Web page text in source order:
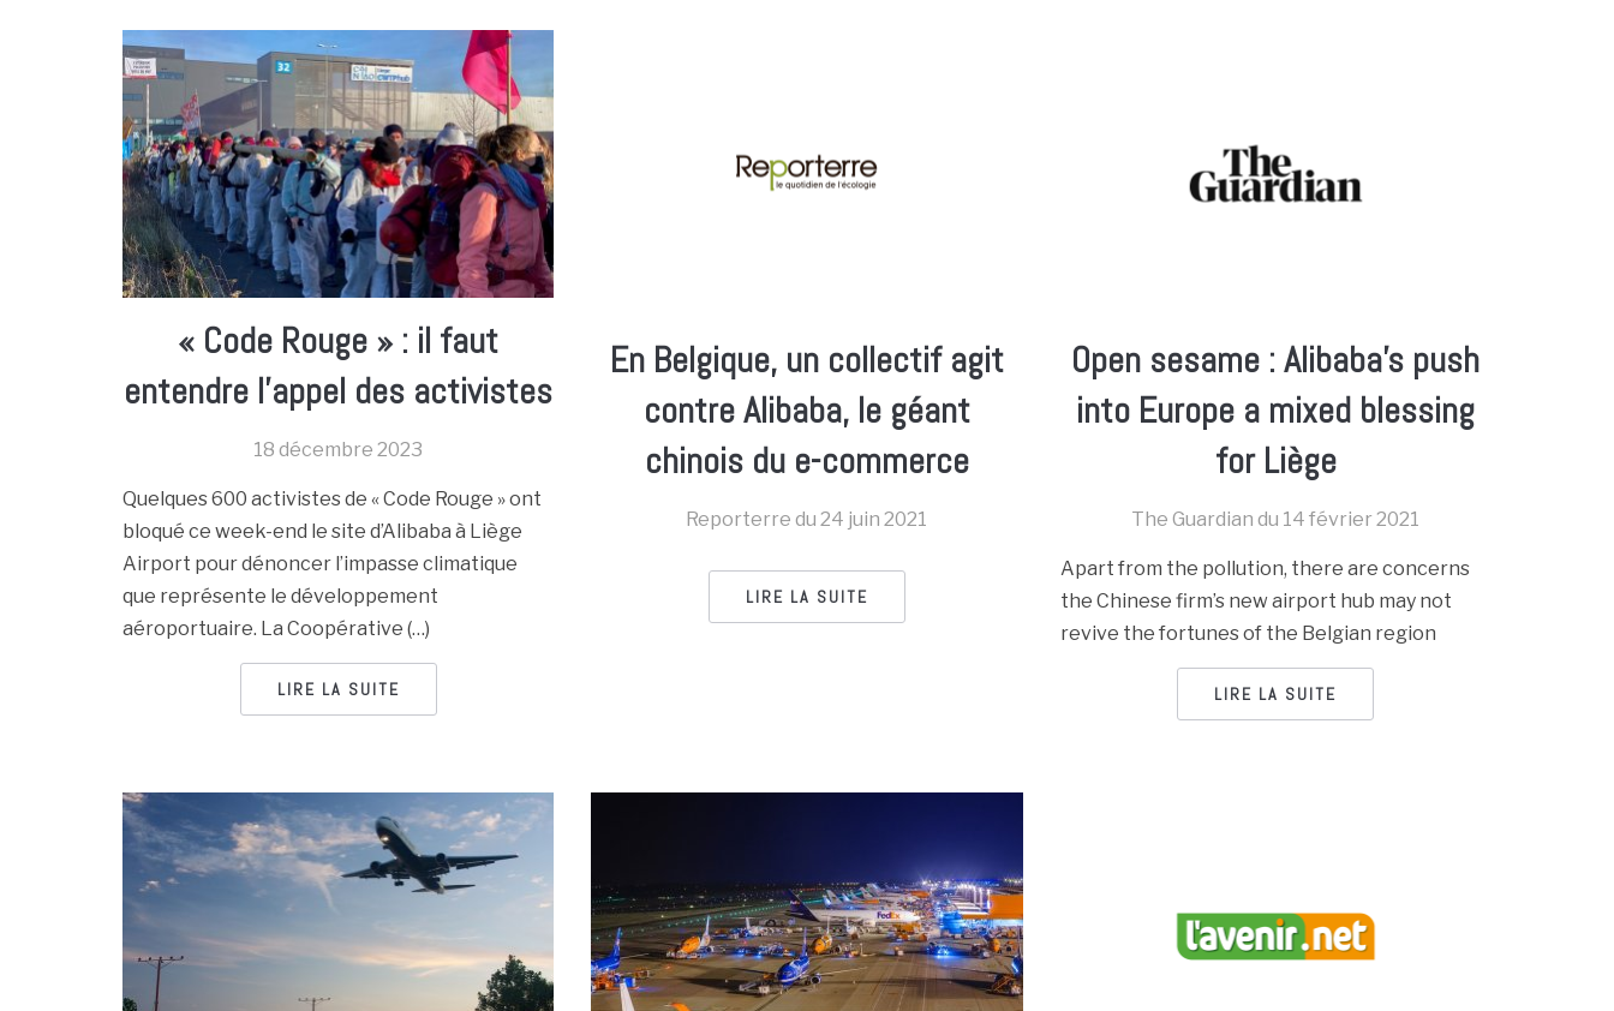
« Code Rouge » : il faut
entendre l’appel des activistes
18 décembre 2023
Quelques 600 activistes de « Code Rouge » ont
bloqué ce week-end le site d’Alibaba à Liège
Airport pour dénoncer l’impasse climatique
que représente le développement
aéroportuaire. La Coopérative (…)
LIRE LA SUITE
En Belgique, un collectif agit
contre Alibaba, le géant
chinois du e-commerce
Reporterre du24 juin 2021
LIRE LA SUITE
Open sesame : Alibaba’s push
into Europe a mixed blessing
for Liège
The Guardian du 14 février 2021
Apart from the pollution, there are concerns
the Chinese firm’s new airport hub may not
revive the fortunes of the Belgian region
LIRE LA SUITE